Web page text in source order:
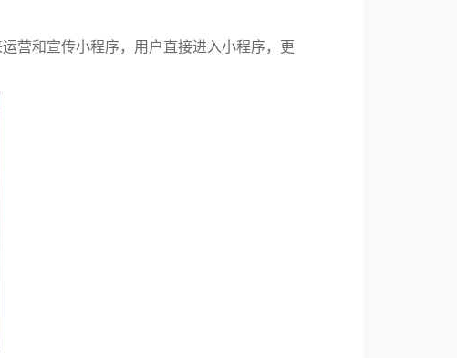
营和宣传小程序，用户直接进入小程序，更